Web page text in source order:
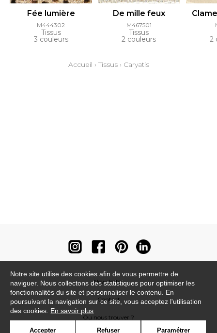
Fée lumière
M444302
Tissus
3 couleurs
De mille feux
M467501
Tissus
2 couleurs 2
Accueil ›Tissus› Caryatis
Newsletter
Contact
Où nous trouver ?
Notre site utilise des cookies afin de vous permettre de
naviguer. Nous collectons des statistiques pour optimiser les
fonctionnalités du site et personnaliser le contenu. En
poursuivant la navigation sur ce site, vous acceptez l'utilisation
des cookies. En savoir plus
Accepter Refuser Paramétrer